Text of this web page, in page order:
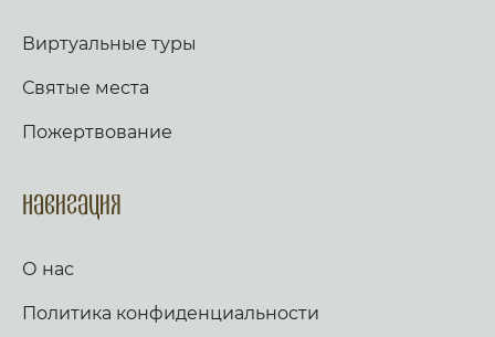
Виртуальные туры
Святые места
Пожертвование
Навигация
О нас
Политика конфиденциальности